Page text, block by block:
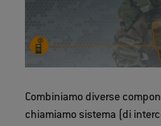
Combiniamo diverse
chiamiamo sistema (di